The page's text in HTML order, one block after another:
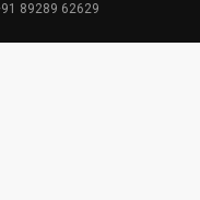
89289 62629